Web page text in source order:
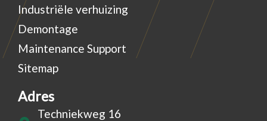
Industriële verhuizing
Demontage
Maintenance Support
Sitemap
Adres
Techniekweg 16